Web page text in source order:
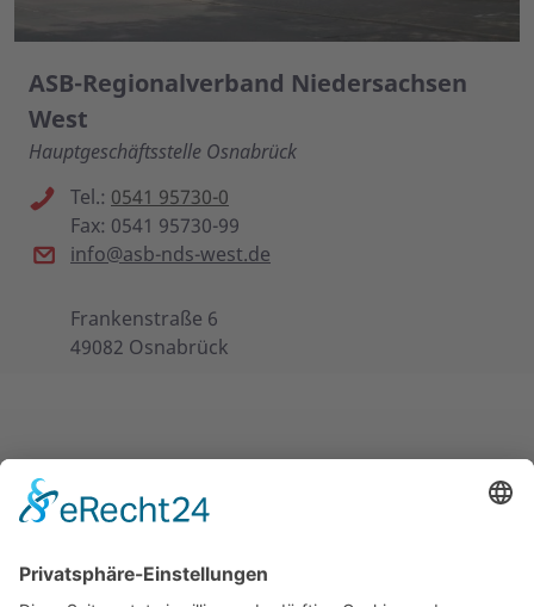
ASB-Regionalverband Niedersachsen
West
Hauptgeschäftsstelle Osnabrück
Tel.: 0541 95730-0
Fax: 0541 95730-99
info@asb-nds-west.de
Frankenstraße 6
49082 Osnabrück